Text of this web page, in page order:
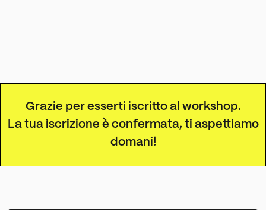
Grazie per esserti iscritto al workshop.
La tua iscrizione è confermata, ti aspettiamo
domani!